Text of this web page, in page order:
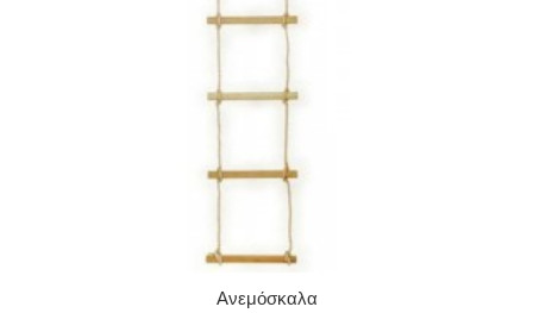
Ανεμόσκαλα